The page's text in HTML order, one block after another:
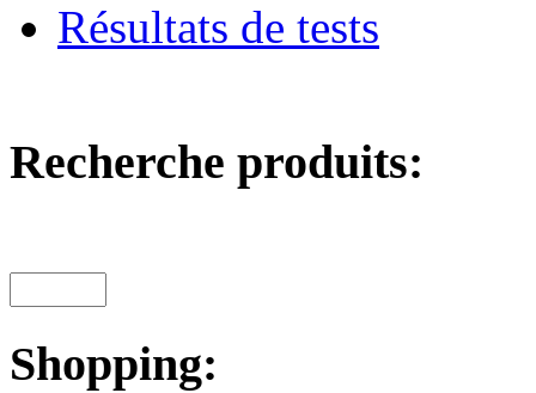
Résultats de tests
Recherche produits:
Shopping: